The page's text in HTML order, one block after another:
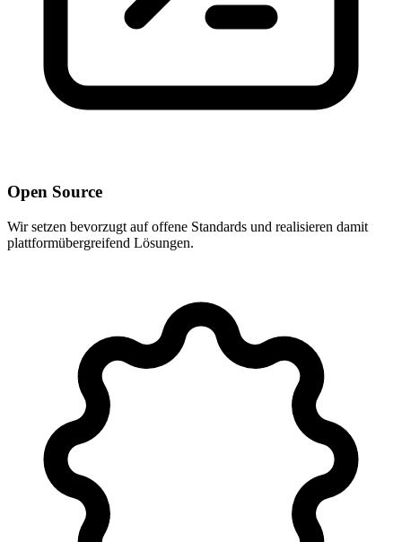
Open Source
Wir setzen bevorzugt auf offene Standards und realisieren damit
plattformübergreifend Lösungen.